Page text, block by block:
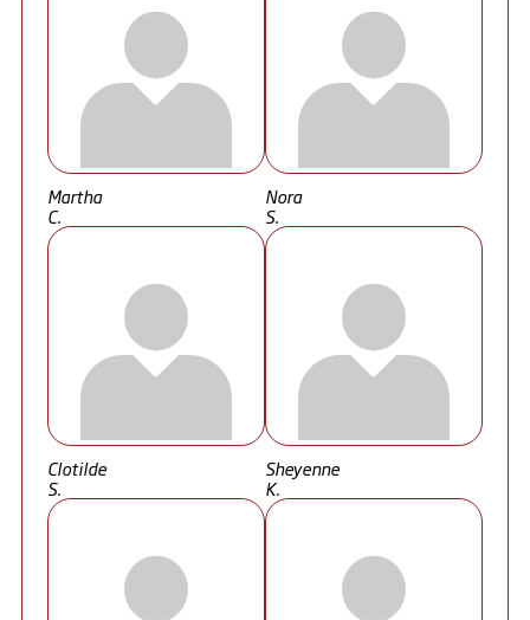
Martha
C.
Nora
S.
Clotilde
S.
Sheyenne
K.